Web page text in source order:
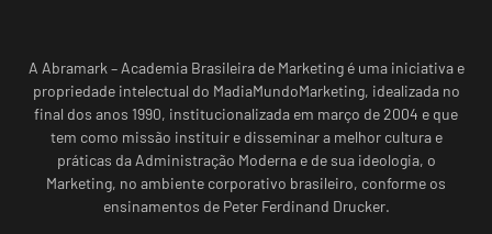
A Abramark – Academia Brasileira de Marketing é uma iniciativa e
propriedade intelectual do MadiaMundoMarketing, idealizada no
final dos anos 1990, institucionalizada em março de 2004 e que
tem como missão instituir e disseminar a melhor cultura e
práticas da Administração Moderna e de sua ideologia, o
Marketing, no ambiente corporativo brasileiro, conforme os
ensinamentos de Peter Ferdinand Drucker.